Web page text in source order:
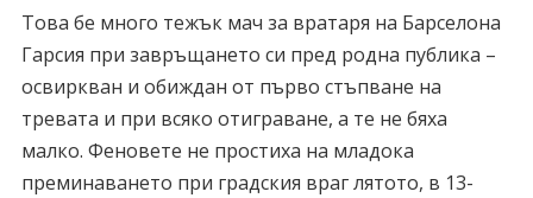
Това бе много тежък мач за вратаря на Барселона
Гарсия при завръщането си пред родна публика –
освиркван и обиждан от първо стъпване на
тревата и при всяко отиграване, а те не бяха
малко. Феновете не простиха на младока
преминаването при градския враг лятото, в 13-